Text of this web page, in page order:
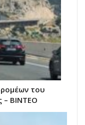
του
– ΒΙΝΤΕΟ